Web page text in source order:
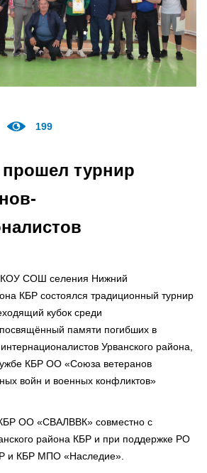
199
турнир
СОШ селения Нижний
КБР состоялся традиционный турнир
кубок среди
памяти погибших в
Урванского района,
КБР ОО «Союза ветеранов
войн и военных конфликтов»
ОО «СВАЛВВК» совместно с
района КБР и при поддержке РО
и КБР МПО «Наследие».